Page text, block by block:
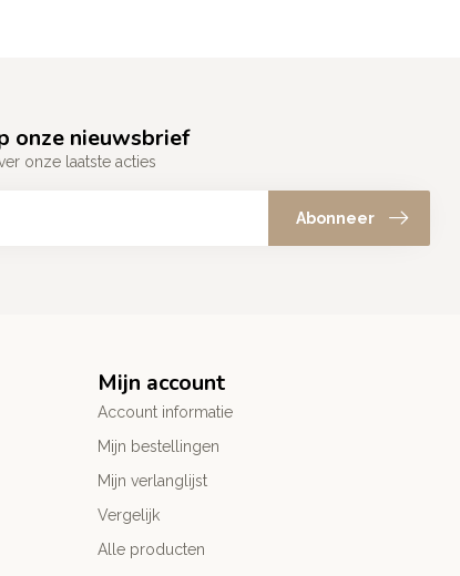
onze nieuwsbrief
onze laatste acties
Abonneer
Mijn account
Account informatie
Mijn bestellingen
Mijn verlanglijst
Vergelijk
Alle producten